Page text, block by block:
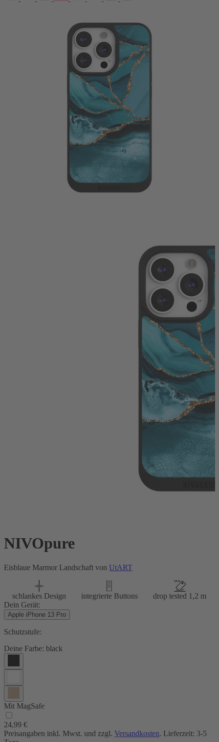
NIVOpure
Eisblaue Marmor Landschaft von UtART
schlankes Design integrierte Buttons
drop tested 1,2 m
Dein Gerät:
Apple iPhone 13 Pro
Schutzstufe:
Deine Farbe: black
Mit MagSafe
24,99 €
Preisangaben inkl. Mwst. und zzgl. Versandkosten. Lieferzeit: 3-5